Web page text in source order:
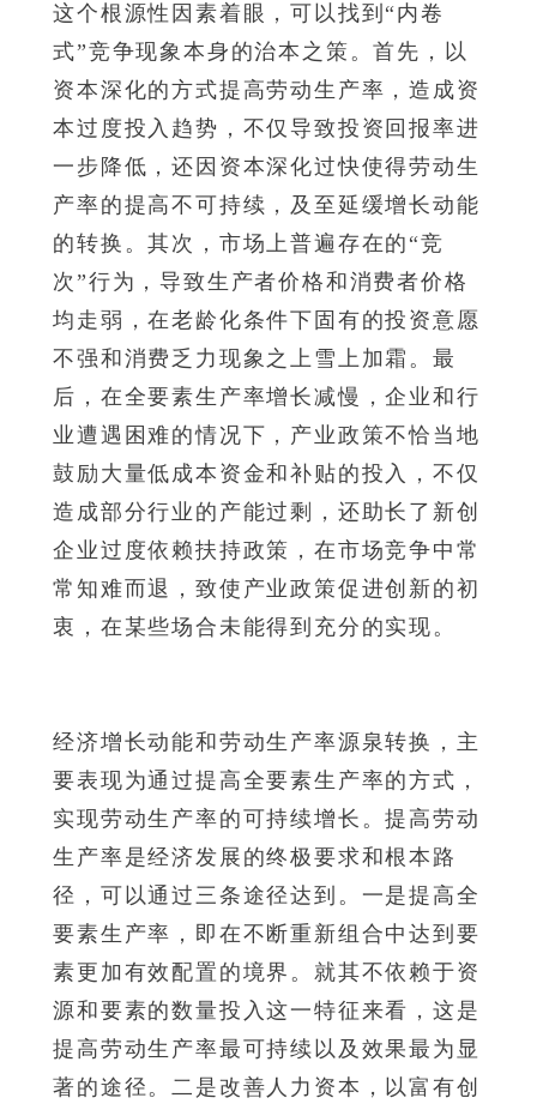
这个根源性因素着眼，可以找到“内卷
式”竞争现象本身的治本之策。首先，以
资本深化的方式提高劳动生产率，造成资
本过度投入趋势，不仅导致投资回报率进
一步降低，还因资本深化过快使得劳动生
产率的提高不可持续，及至延缓增长动能
的转换。其次，市场上普遍存在的“竞
次”行为，导致生产者价格和消费者价格
均走弱，在老龄化条件下固有的投资意愿
不强和消费乏力现象之上雪上加霜。最
后，在全要素生产率增长减慢，企业和行
业遭遇困难的情况下，产业政策不恰当地
鼓励大量低成本资金和补贴的投入，不仅
造成部分行业的产能过剩，还助长了新创
企业过度依赖扶持政策，在市场竞争中常
常知难而退，致使产业政策促进创新的初
衷，在某些场合未能得到充分的实现。
经济增长动能和劳动生产率源泉转换，主
要表现为通过提高全要素生产率的方式，
实现劳动生产率的可持续增长。提高劳动
生产率是经济发展的终极要求和根本路
径，可以通过三条途径达到。一是提高全
要素生产率，即在不断重新组合中达到要
素更加有效配置的境界。就其不依赖于资
源和要素的数量投入这一特征来看，这是
提高劳动生产率最可持续以及效果最为显
著的途径。二是改善人力资本，以富有创